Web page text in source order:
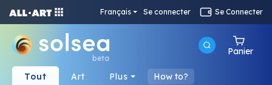
Français Se connecter Se Connecter
beta
Panier
Tout Art Plus How to?